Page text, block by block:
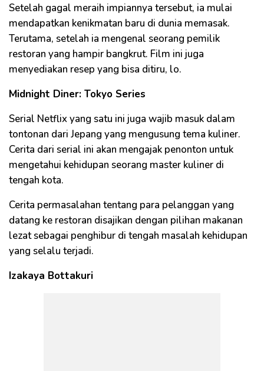
Setelah gagal meraih impiannya tersebut, ia mulai
mendapatkan kenikmatan baru di dunia memasak.
Terutama, setelah ia mengenal seorang pemilik
restoran yang hampir bangkrut. Film ini juga
menyediakan resep yang bisa ditiru, lo.
Midnight Diner: Tokyo Series
Serial Netflix yang satu ini juga wajib masuk dalam
tontonan dari Jepang yang mengusung tema kuliner.
Cerita dari serial ini akan mengajak penonton untuk
mengetahui kehidupan seorang master kuliner di
tengah kota.
Cerita permasalahan tentang para pelanggan yang
datang ke restoran disajikan dengan pilihan makanan
lezat sebagai penghibur di tengah masalah kehidupan
yang selalu terjadi.
Izakaya Bottakuri